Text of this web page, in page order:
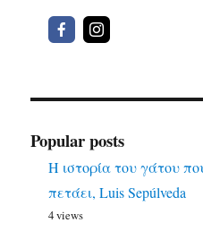
Popular posts
Η ιστορία του γάτου
πετάει, Luis Sepúlveda
4 views